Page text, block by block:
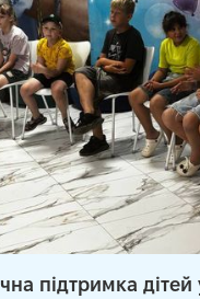
підтримка